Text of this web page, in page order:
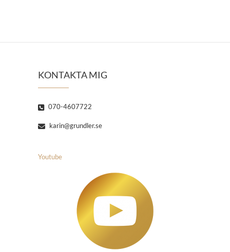
KONTAKTA MIG
070-4607722
karin@grundler.se
Youtube